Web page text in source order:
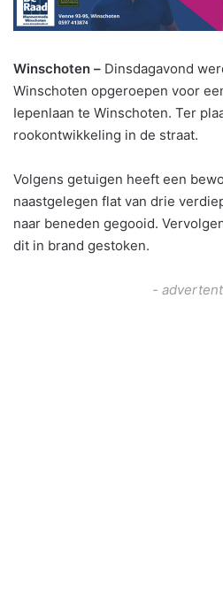
Winschoten – Dinsdagavond
Winschoten opgeroepen voor
Iepenlaan te Winschoten. Ter
rookontwikkeling in de straat.
Volgens getuigen heeft een
naastgelegen flat van drie
naar beneden gegooid.
dit in brand gestoken.
-